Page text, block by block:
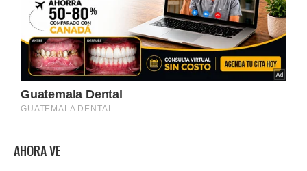
AHORA VE